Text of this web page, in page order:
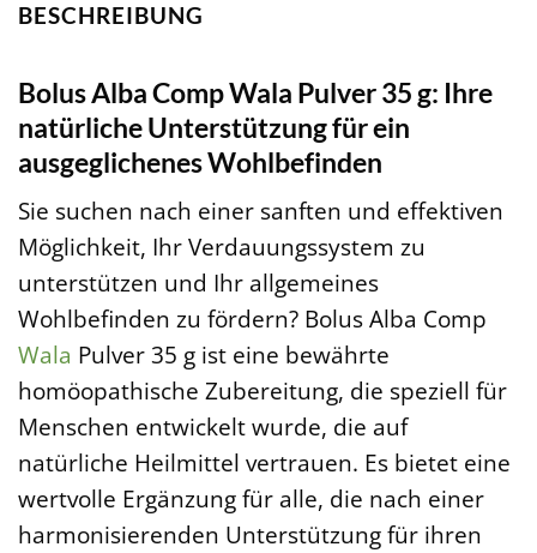
BESCHREIBUNG
Bolus Alba Comp Wala Pulver 35 g: Ihre
natürliche Unterstützung für ein
ausgeglichenes Wohlbefinden
Sie suchen nach einer sanften und effektiven
Möglichkeit, Ihr Verdauungssystem zu
unterstützen und Ihr allgemeines
Wohlbefinden zu fördern? Bolus Alba Comp
Wala Pulver 35 g ist eine bewährte
homöopathische Zubereitung, die speziell für
Menschen entwickelt wurde, die auf
natürliche Heilmittel vertrauen. Es bietet eine
wertvolle Ergänzung für alle, die nach einer
harmonisierenden Unterstützung für ihren